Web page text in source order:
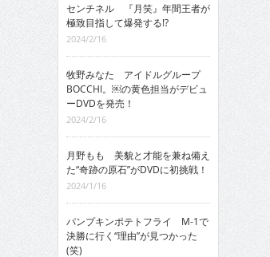
センチネル 『月笑』年間王者が
極致目指して爆発する!?
2024/2/16
牧野みなた アイドルグループ
BOCCHI。￼の黄色担当がデビュ
ーDVDを発売！
2024/2/16
月野もも 美貌と才能を兼ね備え
た“奇跡の原石”がDVDに初挑戦！
2024/1/16
パンプキンポテトフライ M-1で
決勝に行く“理由”が見つかった
(笑)